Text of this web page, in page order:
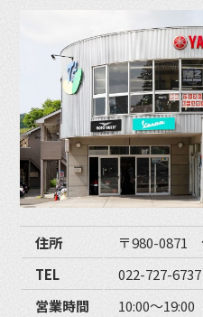
住所
〒980-0871
TEL
022-727-6737
営業時間
10:00〜19:00